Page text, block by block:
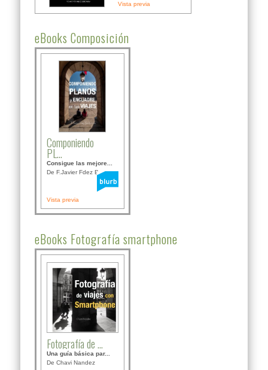
Vista previa
eBooks Composición
Componiendo
PL...
Consigue las mejore...
De F.Javier Fdez Bor...
Vista previa
eBooks Fotografía smartphone
Fotografía de ...
Una guía básica par...
De Chavi Nandez